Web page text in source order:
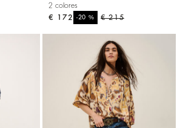
2 colores
€ 215
-20%
€ 172